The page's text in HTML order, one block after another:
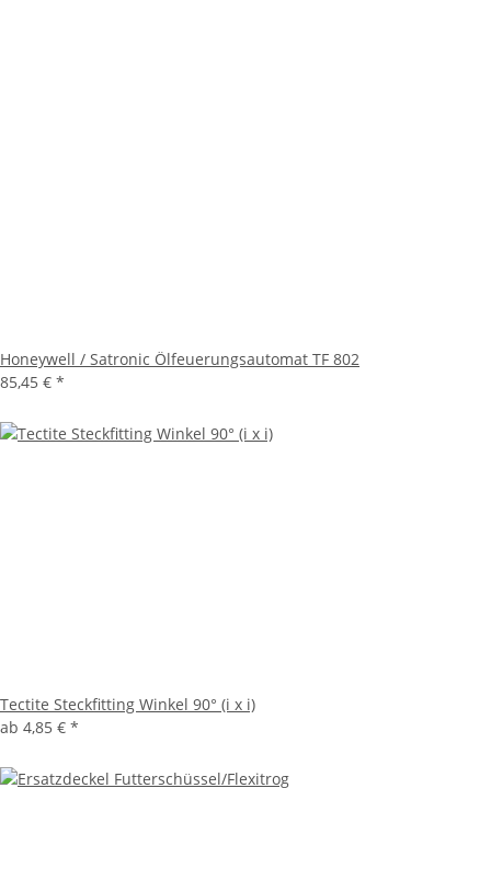
Honeywell / Satronic Ölfeuerungsautomat TF 802
85,45 € *
Tectite Steckfitting Winkel 90° (i x i)
ab 4,85 € *